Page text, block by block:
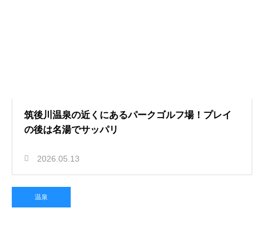
筑後川温泉の近くにあるパークゴルフ場！プレイ
の後は名湯でサッパリ
2026.05.13
温泉